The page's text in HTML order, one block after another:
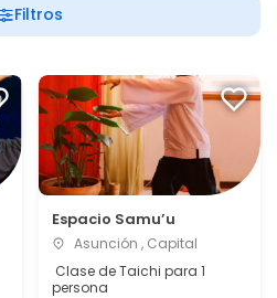
Filtros
Espacio Samu’u
Asunción , Capital
Clase de Taichi para 1
persona